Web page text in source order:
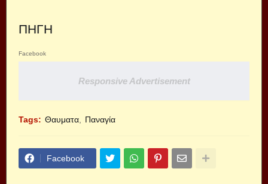
ΠΗΓΗ
Facebook
Responsive Advertisement
Tags: Θαυματα Παναγία
Facebook